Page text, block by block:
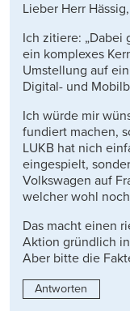
Lieber Herr Hässig,
Ich zitiere: „Dabei
ein komplexes
Umstellung auf
Digital- und
Ich würde mir
fundiert machen,
LUKB hat nich
eingespielt,
Volkswagen auf
welcher wohl
Das macht einen
Aktion gründlich
Aber bitte die
Antworten